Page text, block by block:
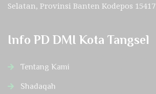
Selatan, Provinsi Banten Kodepos 15417
Info PD DMI Kota Tangsel
Tentang Kami
Shadaqah